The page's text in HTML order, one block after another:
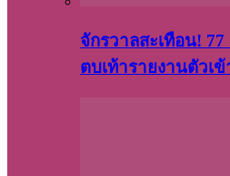
จักรวาลสะเทือน!
ตบเท้ารายงานตัวเ